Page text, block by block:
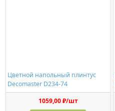
Цветной напольный плинтус
Decomaster D234-74
1059,00 ₽/шт